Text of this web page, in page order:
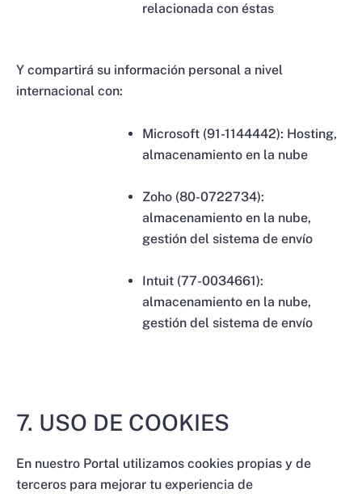
relacionada con éstas
Y compartirá su información personal a nivel
internacional con:
Microsoft (91-1144442): Hosting,
almacenamiento en la nube
Zoho (80-0722734):
almacenamiento en la nube,
gestión del sistema de envío
Intuit (77-0034661):
almacenamiento en la nube,
gestión del sistema de envío
7. USO DE COOKIES
En nuestro Portal utilizamos cookies propias y de
terceros para mejorar tu experiencia de